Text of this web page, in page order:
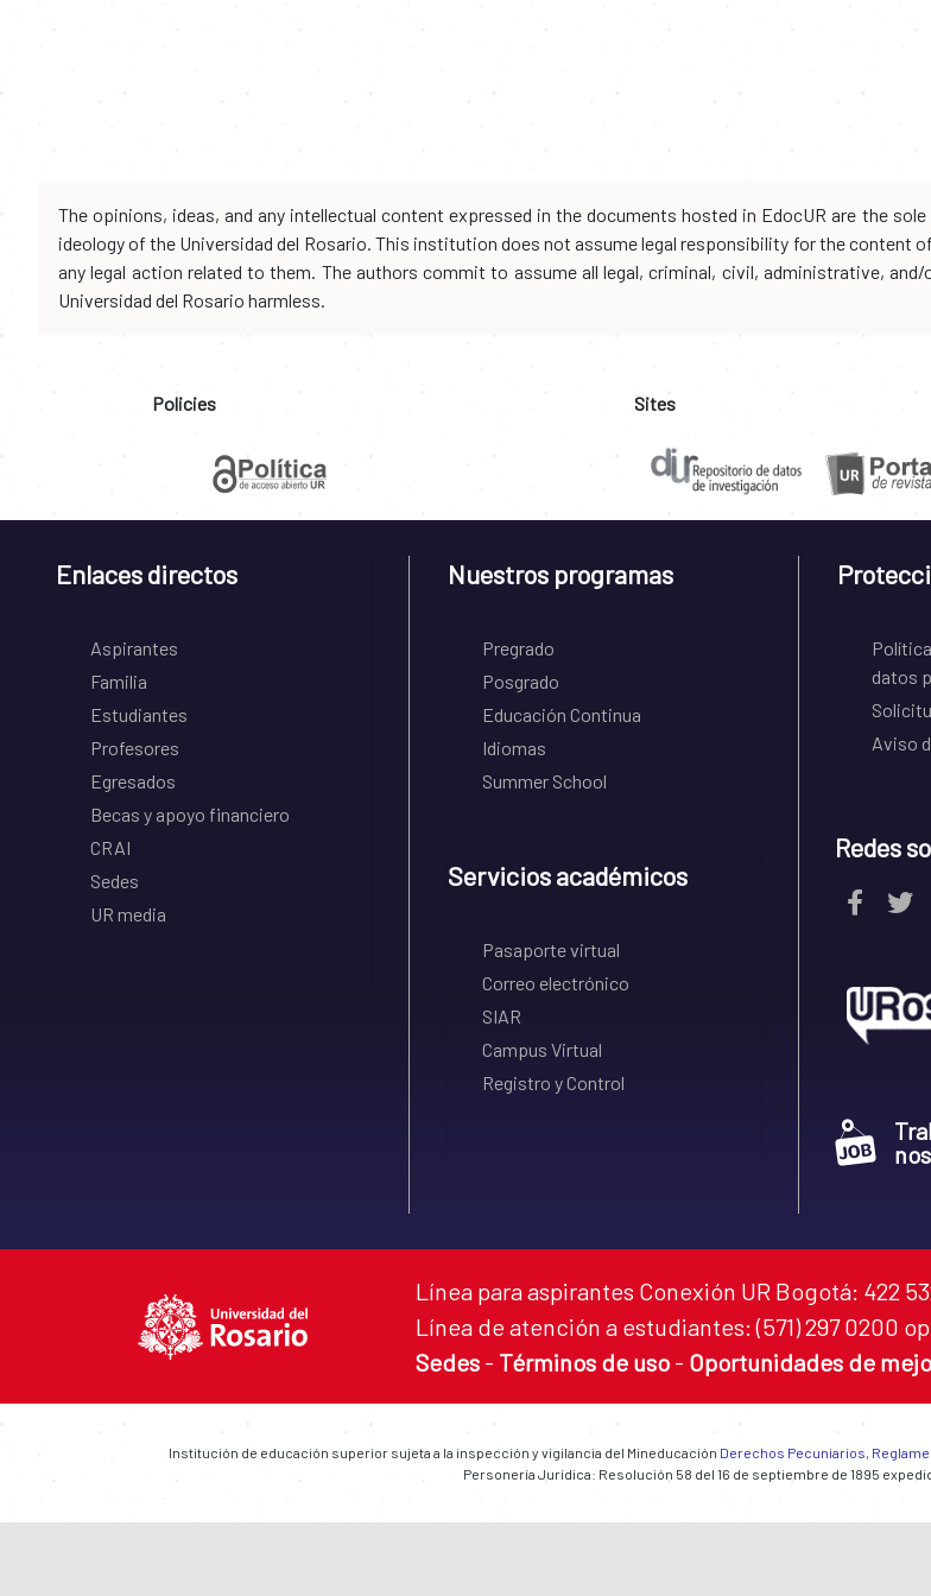
The opinions, ideas, and any intellectual content expressed in the documents hosted in EdocUR are the
ideology of the Universidad del Rosario. This institution does not assume legal responsibility for the content
any legal action related to them. The authors commit to assume all legal, criminal, civil, administrative,
Universidad del Rosario harmless.
Policies Sites
Enlaces directos
Aspirantes
Familia
Estudiantes
Profesores
Egresados
Becas y apoyo financiero
CRAI
Sedes
UR media
Nuestros programas
Pregrado
Posgrado
Educación Continua
Idiomas
Summer School
Servicios académicos
Pasaporte virtual
Correo electrónico
SIAR
Campus Virtual
Registro y Control
datos
Aviso
Redes
Línea para aspirantes Conexión UR Bogotá: 422
Línea de atención a estudiantes: (571) 297 0200
Sedes - Términos de uso - Oportunidades de
Institución de educación superior sujeta a la inspección y vigilancia del Mineducación Derechos Pecuniarios,
Personería Jurídica: Resolución 58 del 16 de septiembre de 1895